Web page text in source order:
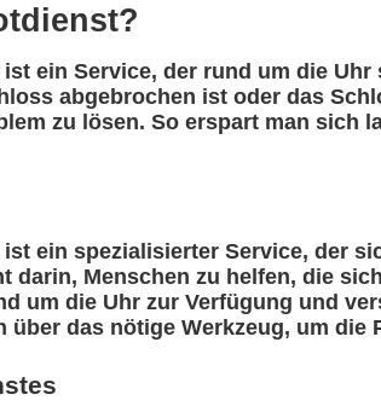
ein Service, der rund um die
abgebrochen ist oder das
zu lösen. So erspart man sich
ein spezialisierter Service, der
Menschen zu helfen, die
um die Uhr zur Verfügung und
das nötige Werkzeug, um die